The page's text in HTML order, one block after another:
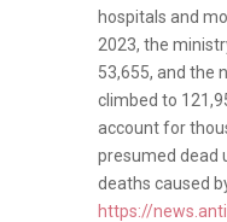
hospitals and
2023, the
53,655, and the
climbed to
account for
presumed dead
deaths caused
https://